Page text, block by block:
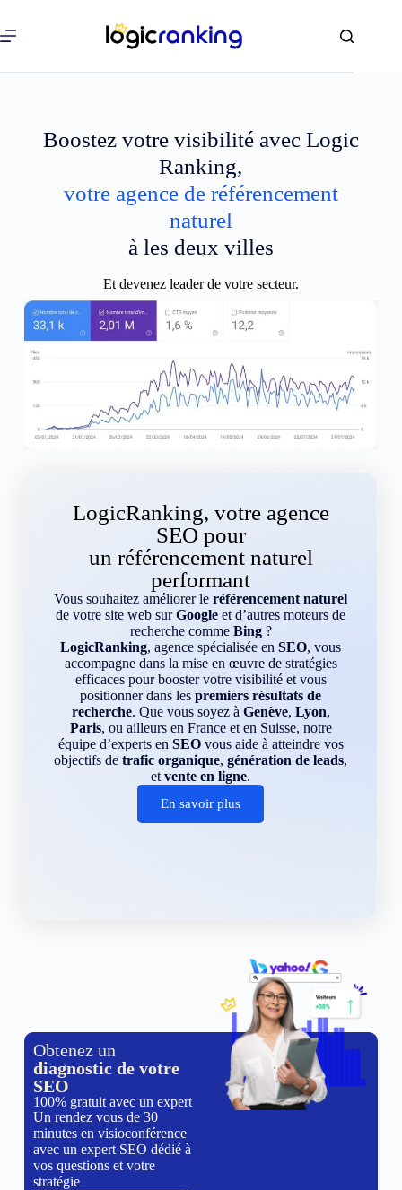
Boostez votre visibilité avec Logic
Ranking,
votre agence de référencement
naturel
à les deux villes
Et devenez leader de votre secteur.
LogicRanking, votre agence
SEO pour
un référencement naturel
performant
Vous souhaitez améliorer leréférencement naturel
de votre site web surGoogle et d’autres moteurs de
recherche comme Bing?
LogicRanking, agence spécialisée enSEO, vous
accompagne dans la mise en œuvre de stratégies
efficaces pour booster votre visibilité et vous
positionner dans lespremiers résultats de
recherche. Que vous soyez à Genève, Lyon,
Paris, ou ailleurs en France et en Suisse, notre
équipe d’experts en SEOvous aide à atteindre vos
objectifs detrafic organique,génération de leads,
etvente en ligne.
En savoir plus
Obtenez un
diagnostic de votre
SEO
100% gratuit avec un expert
Un rendez vous de 30
minutes en visioconférence
avec un expert SEO dédié à
vos questions et votre
stratégie